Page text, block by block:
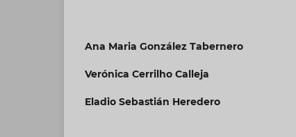
Ana Maria González Tabernero
Verónica Cerrilho Calleja
Eladio Sebastián Heredero